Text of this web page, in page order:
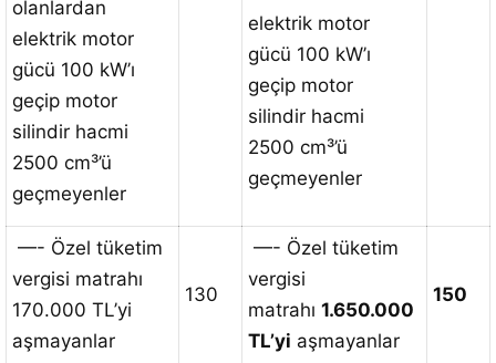
olanlardan
elektrik motor
gücü 100 kW’ı
geçip motor
silindir hacmi
2500 cm³’ü
geçmeyenler
elektrik motor
gücü 100 kW’ı
geçip motor
silindir hacmi
2500 cm³’ü
geçmeyenler
—- Özel tüketim
vergisi matrahı
170.000 TL’yi
aşmayanlar
130
—- Özel tüketim
vergisi
matrahı 1.650.000
TL’yi aşmayanlar
150